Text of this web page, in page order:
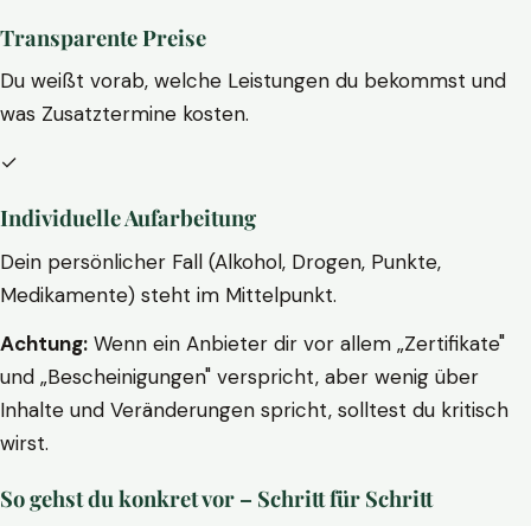
Transparente Preise
Du weißt vorab, welche Leistungen du bekommst und
was Zusatztermine kosten.
✓
Individuelle Aufarbeitung
Dein persönlicher Fall (Alkohol, Drogen, Punkte,
Medikamente) steht im Mittelpunkt.
Achtung: Wenn ein Anbieter dir vor allem „Zertifikate"
und „Bescheinigungen" verspricht, aber wenig über
Inhalte und Veränderungen spricht, solltest du kritisch
wirst.
So gehst du konkret vor – Schritt für Schritt